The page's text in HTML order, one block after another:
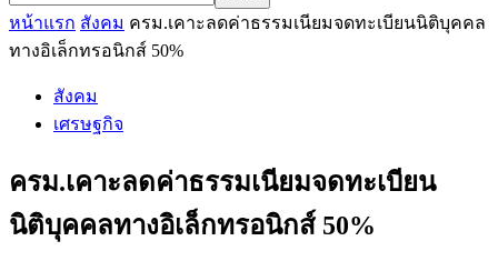
หน้าแรก สังคม ครม.เคาะลดค่าธรรมเนียมจดทะเบียนนิติบุคคล
ทางอิเล็กทรอนิกส์ 50%
สังคม
เศรษฐกิจ
ครม.เคาะลดค่าธรรมเนียมจดทะเบียน
นิติบุคคลทางอิเล็กทรอนิกส์ 50%